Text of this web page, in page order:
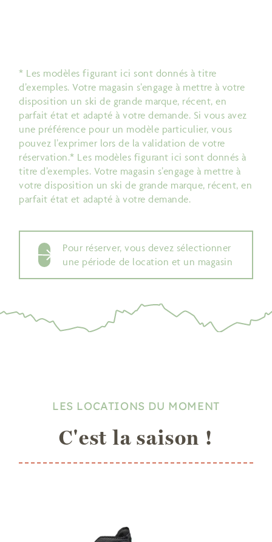
* Les modèles figurant ici sont donnés à titre
d’exemples. Votre magasin s’engage à mettre à votre
disposition un ski de grande marque, récent, en
parfait état et adapté à votre demande. Si vous avez
une préférence pour un modèle particulier, vous
pouvez l’exprimer lors de la validation de votre
réservation.* Les modèles figurant ici sont donnés à
titre d’exemples. Votre magasin s’engage à mettre à
votre disposition un ski de grande marque, récent, en
parfait état et adapté à votre demande.
Pour réserver, vous devez sélectionner
une période de location et un magasin
LES LOCATIONS DU MOMENT
C'est la saison !